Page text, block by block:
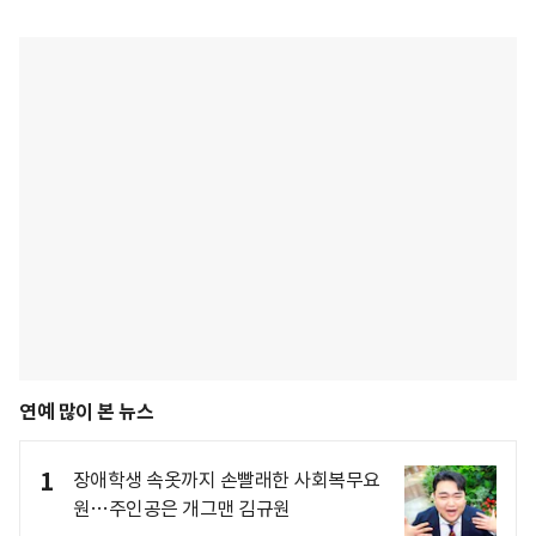
연예 많이 본 뉴스
1
장애학생 속옷까지 손빨래한 사회복무요
원…주인공은 개그맨 김규원